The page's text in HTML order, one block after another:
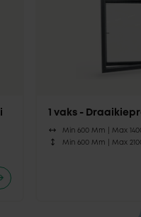
1 vaks -
Min 600 Mm |Max
Min 600 Mm |Max